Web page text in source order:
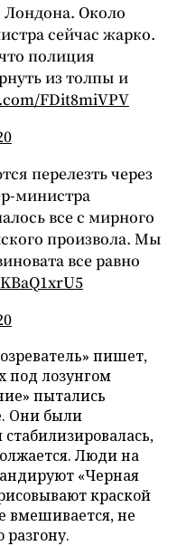
Лондона. Около
сейчас жарко.
полиция
из толпы и
FDit8miVPV
перелезть через
министра
все с мирного
произвола. Мы
все равно
пишет,
под лозунгом
пытались
Они были
Люди на
«Черная
краской
вмешивается, не